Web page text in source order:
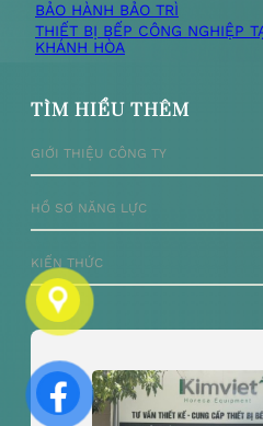
i
ế
m
BẢO HÀNH BẢO TRÌ
THIẾT BỊ BẾP CÔNG NGHIỆP
KHÁNH HÒA
TÌM HIỂU THÊM
GIỚI THIỆU CÔNG TY
HỒ SƠ NĂNG LỰC
KIẾN THỨC